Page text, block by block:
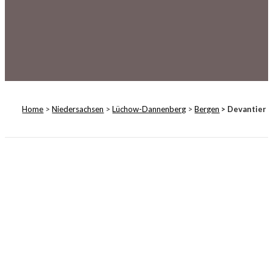
Home >Niedersachsen >Lüchow-Dannenberg >Bergen > Devantier